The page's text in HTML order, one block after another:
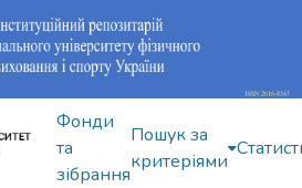
Фонди
та
зібрання
Пошук за
критеріями